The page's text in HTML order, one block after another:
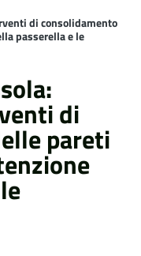
di consolidamento
passerella e le
di
pareti